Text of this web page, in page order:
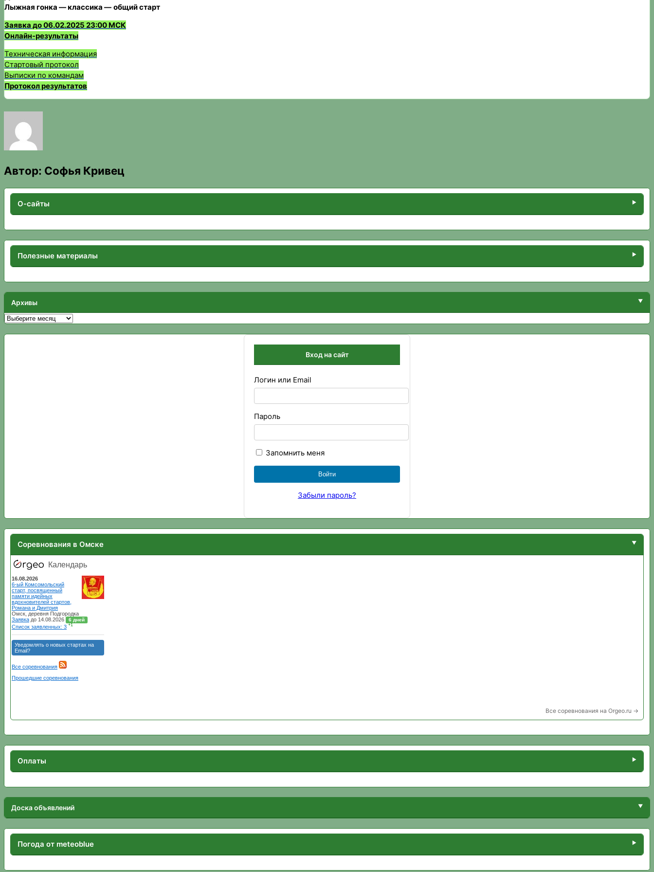
Лыжная гонка — классика — общий старт
Заявка до 06.02.2025 23:00 МСК
Онлайн-результаты
Техническая информация
Стартовый протокол
Выписки по командам
Протокол результатов
Автор: Софья Кривец
О-сайты
Полезные материалы
Архивы
Архивы
Вход на сайт
Логин или Email
Пароль
Запомнить меня
Забыли пароль?
Соревнования в Омске
Все соревнования на Orgeo.ru →
Оплаты
Доска объявлений
Погода от meteoblue